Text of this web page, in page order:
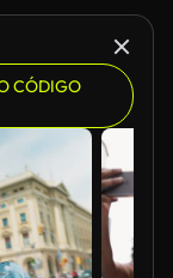
CÓDIGO